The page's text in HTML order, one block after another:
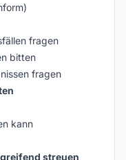
fragen
bitten
fragen
kann
streuen